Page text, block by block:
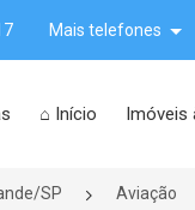
Mais telefones
⌂ Início Imóveis
SP Aviação